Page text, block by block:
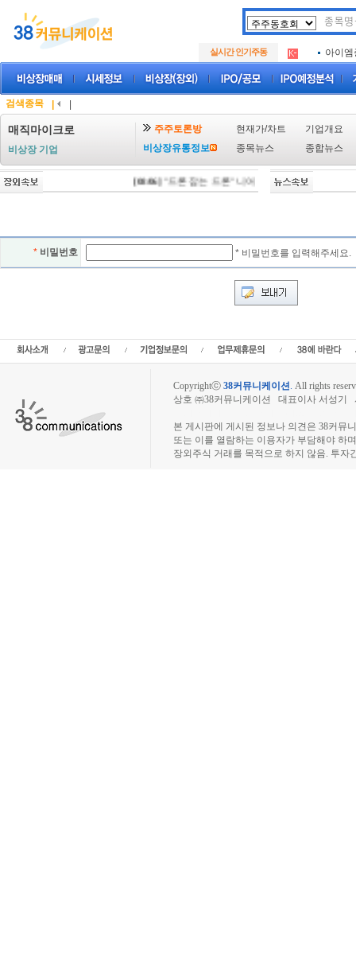
실시간 인기주동
.
아크로
아이엠
.
아크로
.
루켄테
검색종목
매직마이크로
비상장 기업
주주토론방 현재가/차트
기업개요
비상장유통정보
종목뉴스 종합뉴스
[08/06]"드론 잡는 드론" 니어스랩, IPO 시동 "2029년
* 비밀번호 * 비밀번호를 입력해주세요.
Copyrightⓒ 38커뮤니케이션. All rights
상호 ㈜38커뮤니케이션 대표이사 서성기
본 게시판에 게시된 정보나 의견은 38커뮤
또는 이를 열람하는 이용자가 부담해야 하
장외주식 거래를 목적으로 하지 않음. 투